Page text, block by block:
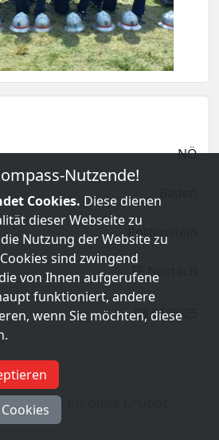
NÖ
Pottenstein
FF Nöstach
03.06.2025
Erfolge für diese Gruppe
Nutzende!
Cookies. Diese dienen
dieser Webseite zu
Nutzung der Website zu
sind zwingend
von Ihnen aufgerufene
funktioniert, andere
wenn Sie möchten, diese